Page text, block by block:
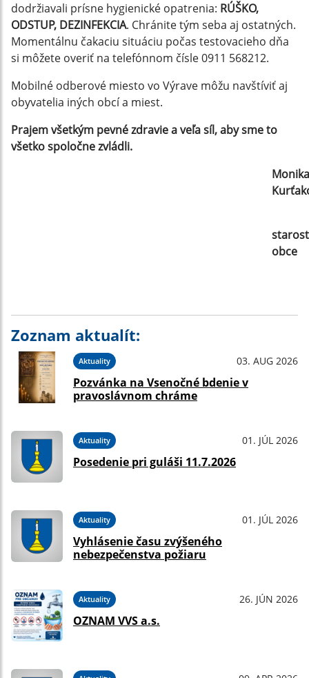
dodržiavali prísne hygienické opatrenia: RÚŠKO,
ODSTUP, DEZINFEKCIA. Chránite tým seba aj ostatných.
Momentálnu čakaciu situáciu počas testovacieho dňa
si môžete overiť na telefónnom čísle 0911 568212.
Mobilné odberové miesto vo Výrave môžu navštíviť aj
obyvatelia iných obcí a miest.
Prajem všetkým pevné zdravie a veľa síl, aby sme to
všetko spoločne zvládli.
Monika
obce
Zoznam aktualít:
Aktuality 03. AUG 2026
Pozvánka na Vsenočné bdenie v
pravoslávnom chráme
Aktuality 01. JÚL 2026
Posedenie pri guláši 11.7.2026
Aktuality 01. JÚL 2026
Vyhlásenie času zvýšeného
nebezpečenstva požiaru
Aktuality 26. JÚN 2026
OZNAM VVS a.s.